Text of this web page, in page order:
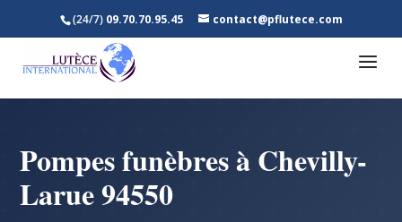
(24/7) 09.70.70.95.45 contact@pflutece.com
Pompes funèbres à Chevilly-
Larue 94550